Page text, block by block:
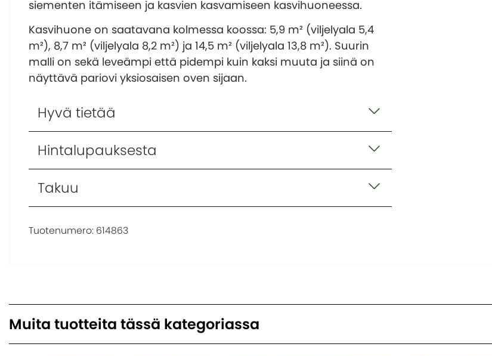
siementen itämiseen ja kasvien kasvamiseen kasvihuoneessa.
Kasvihuone on saatavana kolmessa koossa: 5,9 m² (viljelyala 5,4
m²), 8,7 m² (viljelyala 8,2 m²) ja 14,5 m² (viljelyala 13,8 m²). Suurin
malli on sekä leveämpi että pidempi kuin kaksi muuta ja siinä on
näyttävä pariovi yksiosaisen oven sijaan.
Hyvä tietää
Hintalupauksesta
Takuu
Tuotenumero: 614863
Muita tuotteita tässä kategoriassa